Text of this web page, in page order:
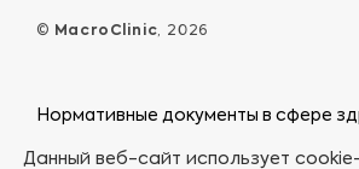
© MacroClinic, 2026
Нормативные документы в сфере
Данный веб-сайт использует